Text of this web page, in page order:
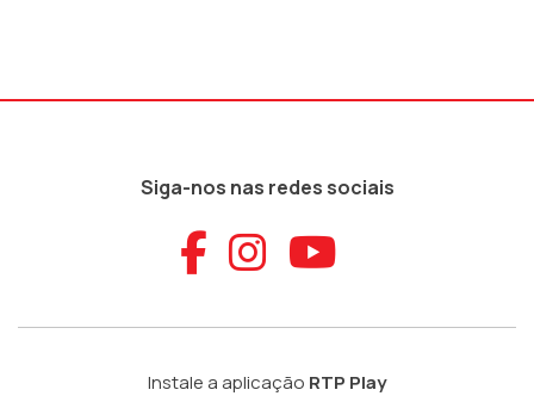
Siga-nos nas redes sociais
Aceder ao
Aceder ao
Aceder
Instale a aplicação RTP Play